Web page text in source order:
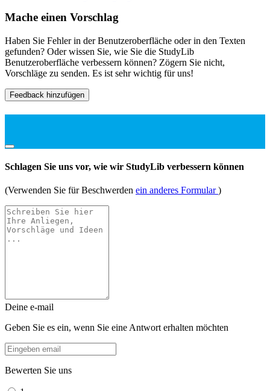
Mache einen Vorschlag
Haben Sie Fehler in der Benutzeroberfläche oder in den Texten
gefunden? Oder wissen Sie, wie Sie die StudyLib
Benutzeroberfläche verbessern können? Zögern Sie nicht,
Vorschläge zu senden. Es ist sehr wichtig für uns!
Feedback hinzufügen
Schlagen Sie uns vor, wie wir StudyLib verbessern können
(Verwenden Sie für Beschwerden ein anderes Formular)
Deine e-mail
Geben Sie es ein, wenn Sie eine Antwort erhalten möchten
Bewerten Sie uns